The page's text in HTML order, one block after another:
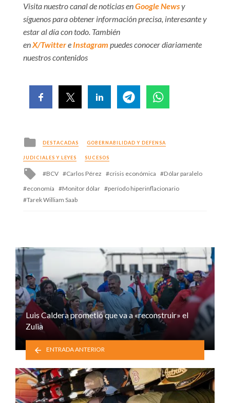
Visita nuestro canal de noticias enGoogle Newsy
síguenos para obtener información precisa, interesante y
estar al día con todo. También
enX/Twittere Instagram puedes conocer diariamente
nuestros contenidos
Posted
in
DESTACADAS GOBERNABILIDAD Y DEFENSA
JUDICIALES Y LEYES SUCESOS
Tagged
BCV Carlos Pérez crisis económica
Dólar paralelo
economía
Monitor dólar
período hiperinflacionario
Tarek William Saab
Luis Caldera prometió que va a «reconstruir» el
Zulia
ENTRADA ANTERIOR